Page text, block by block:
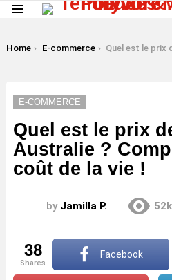
You are here:
Home E-commerce Quel est le prix des loyers en Australie ? Comprendre le coût
E-COMMERCE
Quel est le prix
Australie ?
coût de la vie !
by Jamilla P. 52k
38
shares
Facebook